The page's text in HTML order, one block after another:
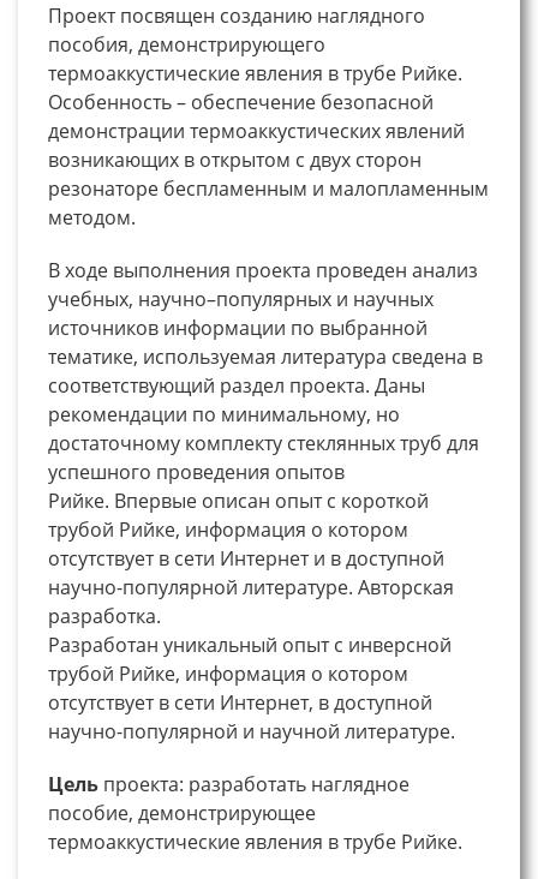
Проект посвящен созданию наглядного
пособия, демонстрирующего
термоаккустические явления в трубе Рийке.
Особенность – обеспечение безопасной
демонстрации термоаккустических явлений
возникающих в открытом с двух сторон
резонаторе беспламенным и малопламенным
методом.
В ходе выполнения проекта проведен анализ
учебных, научно–популярных и научных
источников информации по выбранной
тематике, используемая литература сведена в
соответствующий раздел проекта. Даны
рекомендации по минимальному, но
достаточному комплекту стеклянных труб для
успешного проведения опытов
Рийке. Впервые описан опыт с короткой
трубой Рийке, информация о котором
отсутствует в сети Интернет и в доступной
научно-популярной литературе. Авторская
разработка.
Разработан уникальный опыт с инверсной
трубой Рийке, информация о котором
отсутствует в сети Интернет, в доступной
научно-популярной и научной литературе.
Цель проекта: разработать наглядное
пособие, демонстрирующее
термоаккустические явления в трубе Рийке.